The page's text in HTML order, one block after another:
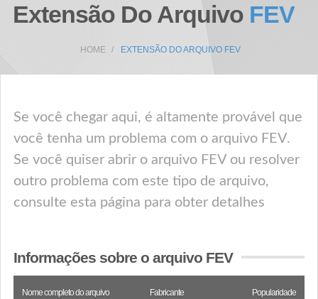
Extensão Do Arquivo FEV
HOME EXTENSÃO DO ARQUIVO FEV
Se você chegar aqui, é altamente provável que
você tenha um problema com o arquivo FEV.
Se você quiser abrir o arquivo FEV ou resolver
outro problema com este tipo de arquivo,
consulte esta página para obter detalhes
Informações sobre o arquivo FEV
Nome completo do arquivo Fabricante Popularidade